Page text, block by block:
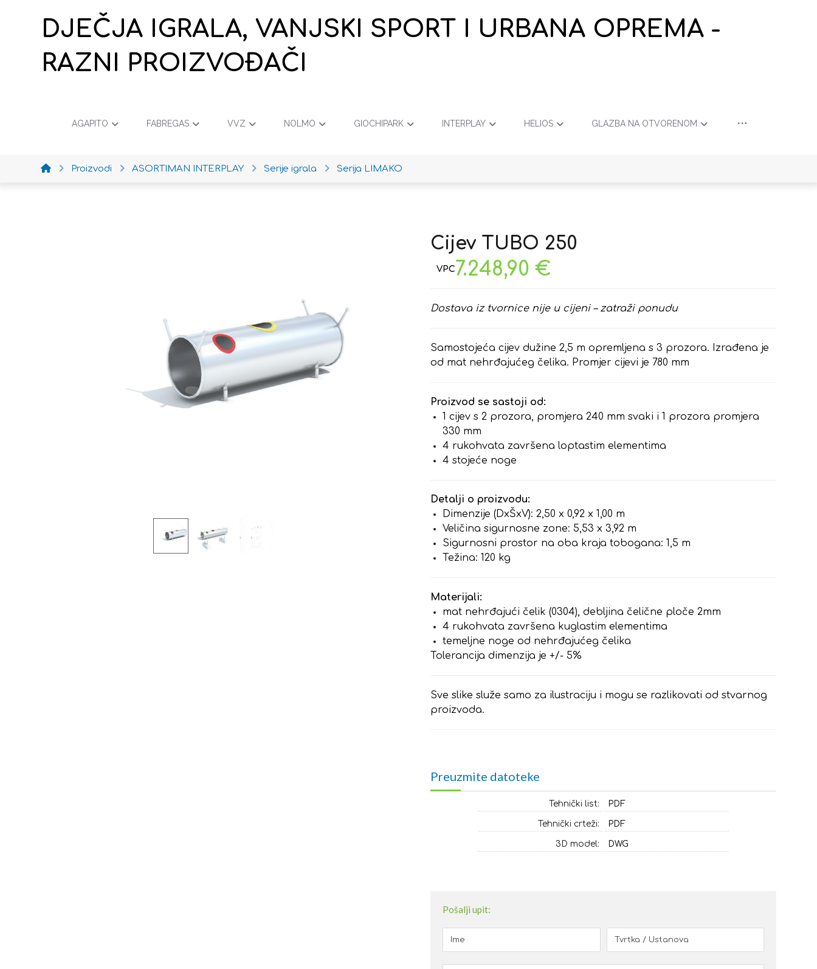
DJEČJA IGRALA, VANJSKI SPORT I URBANA OPREMA -
RAZNI PROIZVOĐAČI
AGAPITO FABREGAS VVZ NOLMO GIOCHIPARK INTERPLAY HELIOS GLAZBA NA OTVORENOM
Proizvodi ASORTIMAN INTERPLAY Serije igrala Serija LIMAKO
Cijev TUBO 250
7.248,90€
Dostava iz tvornice nije u cijeni – zatraži ponudu
Samostojeća cijev dužine 2,5 m opremljena s 3 prozora. Izrađena je
od mat nehrđajućeg čelika. Promjer cijevi je 780 mm
Proizvod se sastoji od:
1 cijev s 2 prozora, promjera 240 mm svaki i 1 prozora promjera
330 mm
4 rukohvata završena loptastim elementima
4 stojeće noge
Detalji o proizvodu:
Dimenzije (DxŠxV): 2,50 x 0,92 x 1,00 m
Veličina sigurnosne zone: 5,53 x 3,92 m
Sigurnosni prostor na oba kraja tobogana: 1,5 m
Težina: 120 kg
Materijali:
mat nehrđajući čelik (0304), debljina čelične ploče 2mm
4 rukohvata završena kuglastim elementima
temeljne noge od nehrđajućeg čelika
Tolerancija dimenzija je +/- 5%
Sve slike služe samo za ilustraciju i mogu se razlikovati od stvarnog
proizvoda.
Preuzmite datoteke
Tehnički list: PDF
Tehnički crteži: PDF
3D model: DWG
Pošalji upit: